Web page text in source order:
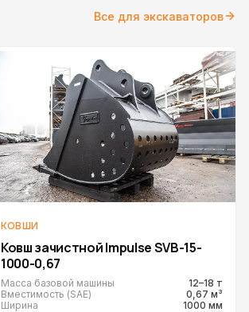
Все для экскаваторов
КОВШИ
Ковш зачистной Impulse SVB-15-
1000-0,67
Масса базовой машины
12–18 т
Вместимость (SAE)
0,67 м³
Ширина
1000 мм